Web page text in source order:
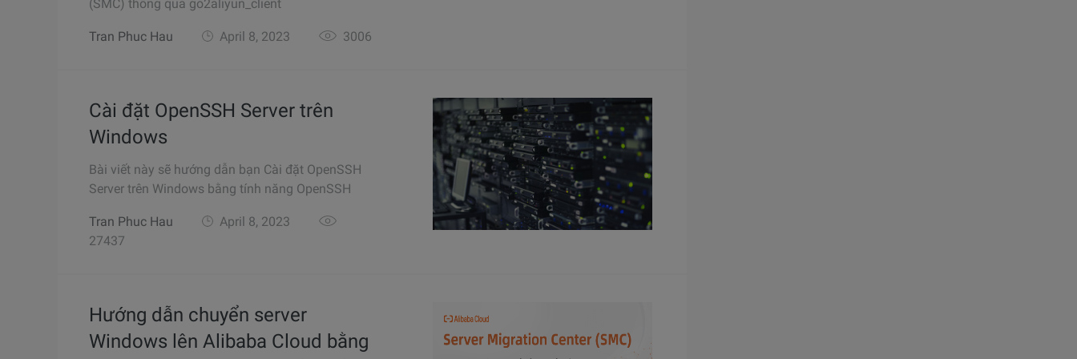
(SMC) thông qua go2aliyun_client
Tran Phuc Hau April 8, 2023 3006
Cài đặt OpenSSH Server trên
Windows
Bài viết này sẽ hướng dẫn bạn Cài đặt OpenSSH
Server trên Windows bằng tính năng OpenSSH
Tran Phuc Hau
April 8, 2023
27437
Hướng dẫn chuyển server
Windows lên Alibaba Cloud bằng